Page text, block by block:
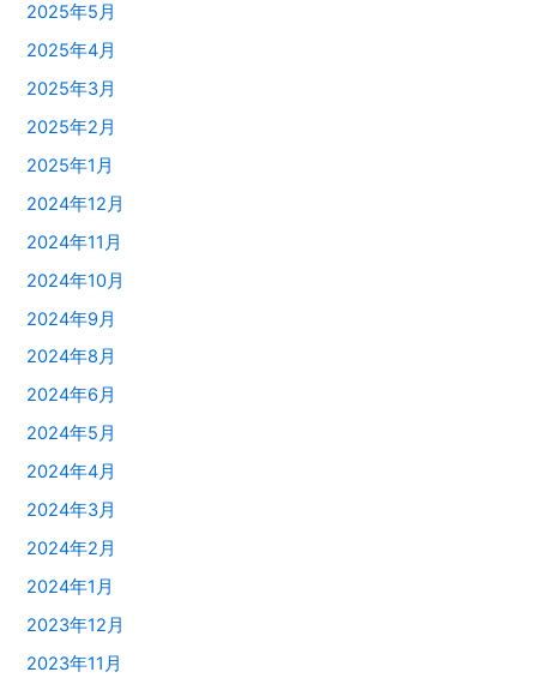
2025年5月
2025年4月
2025年3月
2025年2月
2025年1月
2024年12月
2024年11月
2024年10月
2024年9月
2024年8月
2024年6月
2024年5月
2024年4月
2024年3月
2024年2月
2024年1月
2023年12月
2023年11月